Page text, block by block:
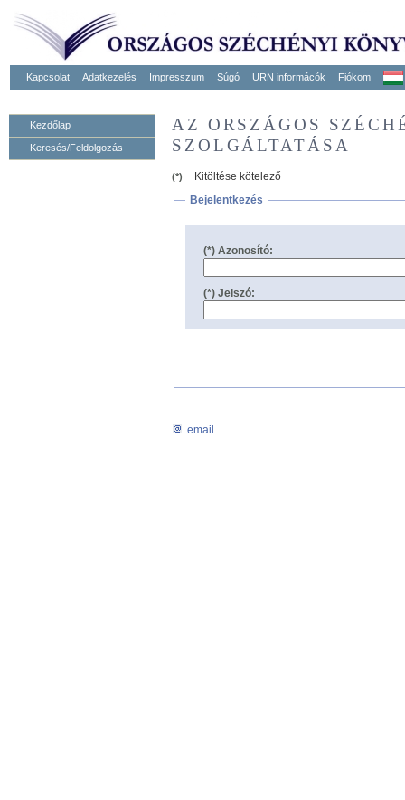
Kapcsolat Adatkezelés Impresszum Súgó URN informácók Fiókom
Kezdőlap
Keresés/Feldolgozás
AZ ORSZÁGOS
SZOLGÁLTATÁSA
(*)
Kitöltése kötelező
Bejelentkezés
(*) Azonosító:
(*) Jelszó:
email